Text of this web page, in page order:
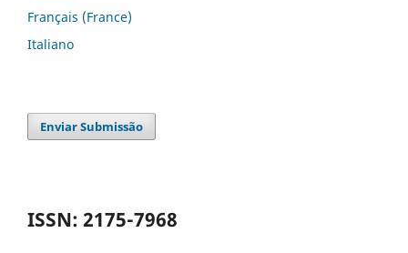
Français (France)
Italiano
Enviar Submissão
ISSN: 2175-7968